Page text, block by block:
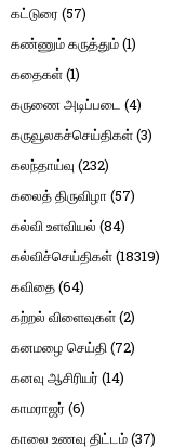
கட்டுரை (57)
கண்ணும் கருத்தும்(1)
கதைகள்(1)
கருணை அடிப்படை (4)
கருவூலகச்செய்திகள்(3)
கலந்தாய்வு (232)
கலைத் திருவிழா (57)
கல்வி உளவியல் (84)
கல்விச்செய்திகள்(18319)
கவிதை(64)
கற்றல் விளைவுகள்(2)
கனமழை செய்தி(72)
கனவு ஆசிரியர் (14)
காமராஜர் (6)
காலை உணவு திட்டம்(37)